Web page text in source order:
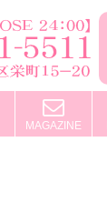
MAGAZINE